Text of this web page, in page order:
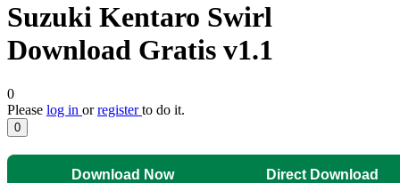
Suzuki Kentaro Swirl
Download Gratis v1.1
0
Please log in orregisterto do it.
0
Download Now Direct Download